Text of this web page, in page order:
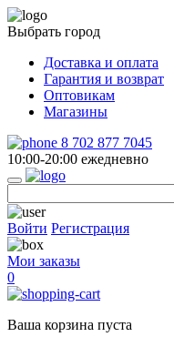
Выбрать город
Доставка и оплата
Гарантия и возврат
Оптовикам
Магазины
8 702 877 7045
10:00-20:00 ежедневно
Войти Регистрация
Мои заказы
0
Ваша корзина пуста